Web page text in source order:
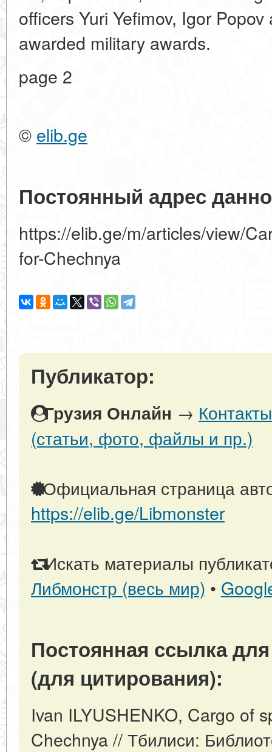
officers Yuri Yefimov, Igor
awarded military awards.
page 2
© elib.ge
Постоянный адрес
https://elib.ge/m/articles/view/
for-Chechnya
Публикатор:
Грузия Онлайн →
(статьи, фото, файлы и пр.)
Официальная страница
https://elib.ge/Libmonster
Искать материалы
Либмонстр (весь мир) •
Постоянная ссылка
(для цитирования):
Ivan ILYUSHENKO, Cargo of
Chechnya // Тбилиси: